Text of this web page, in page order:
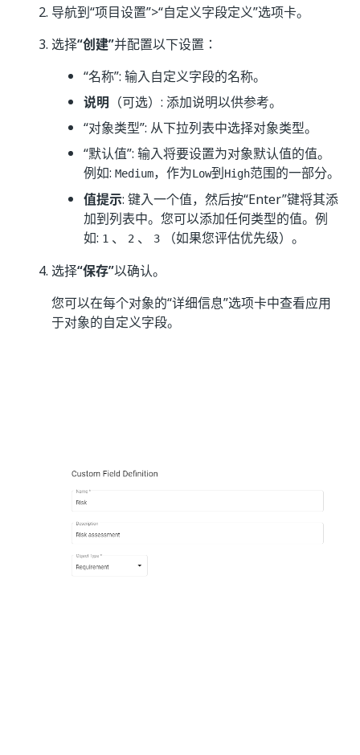
导航到“项目设置”>“自定义字段定义”选项卡。
选择“创建”并配置以下设置：
“名称”: 输入自定义字段的名称。
说明 （可选）: 添加说明以供参考。
“对象类型”: 从下拉列表中选择对象类型。
“默认值”: 输入将要设置为对象默认值的值。
例如: Medium，作为Low到High范围的一部分。
值提示: 键入一个值，然后按“Enter”键将其添
加到列表中。您可以添加任何类型的值。例
如: 1 、 2 、 3
（如果您评估优先级）。
选择“保存”以确认。
您可以在每个对象的“详细信息”选项卡中查看应用
于对象的自定义字段。